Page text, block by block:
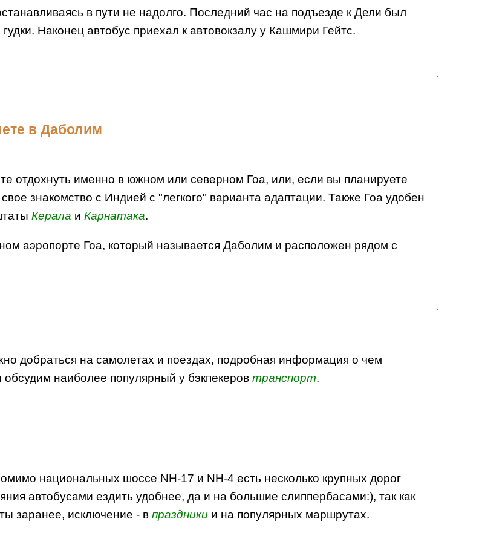
в пути не надолго. Последний час на подъезде к Дели был
Наконец автобус приехал к автовокзалу у Кашмири Гейтс.
в Даболим
отдохнуть именно в южном или северном Гоа, или, если вы планируете
знакомство с Индией с "легкого" варианта адаптации. Также Гоа удобен
Керала и Карнатака.
аэропорте Гоа, который называется Даболим и расположен рядом с
добраться на самолетах и поездах, подробная информация о чем
наиболее популярный у бэкпекеров транспорт.
национальных шоссе NH-17 и NH-4 есть несколько крупных дорог
автобусами ездить удобнее, да и на большие слиппербасами:), так как
заранее, исключение - в праздники и на популярных маршрутах.